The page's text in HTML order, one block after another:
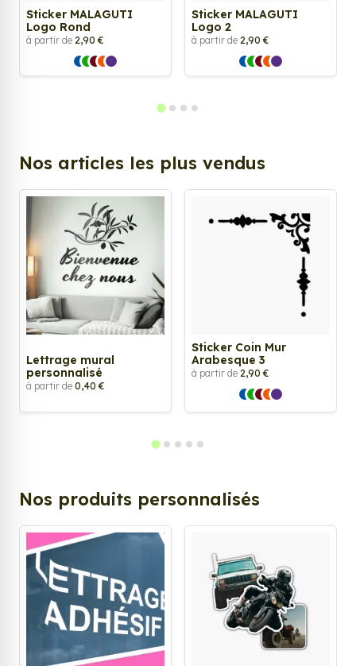
Sticker MALAGUTI
Logo Rond
à partir de 2,90 €
Sticker MALAGUTI
Logo 2
à partir de 2,90 €
Nos articles les plus vendus
Lettrage mural
personnalisé
à partir de 0,40 €
Sticker Coin Mur
Arabesque 3
à partir de 2,90 €
Nos produits personnalisés